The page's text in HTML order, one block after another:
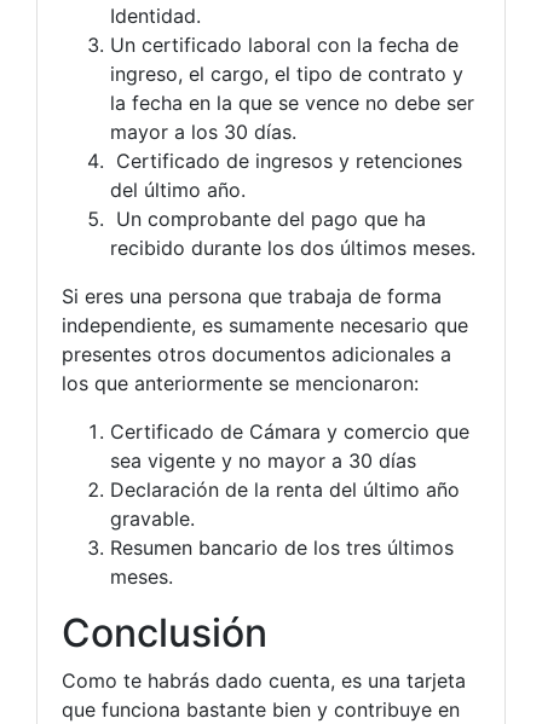
Identidad.
Un certificado laboral con la fecha de
ingreso, el cargo, el tipo de contrato y
la fecha en la que se vence no debe ser
mayor a los 30 días.
Certificado de ingresos y retenciones
del último año.
Un comprobante del pago que ha
recibido durante los dos últimos meses.
Si eres una persona que trabaja de forma
independiente, es sumamente necesario que
presentes otros documentos adicionales a
los que anteriormente se mencionaron:
Certificado de Cámara y comercio que
sea vigente y no mayor a 30 días
Declaración de la renta del último año
gravable.
Resumen bancario de los tres últimos
meses.
Conclusión
Como te habrás dado cuenta, es una tarjeta
que funciona bastante bien y contribuye en